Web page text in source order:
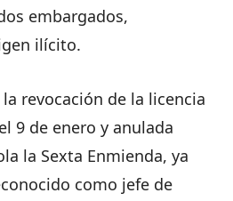
embargados,
ilícito.
revocación de la licencia
9 de enero y anulada
la Sexta Enmienda, ya
como jefe de